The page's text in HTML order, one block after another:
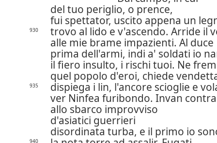
del tuo periglio, o prence,
fui spettator, uscito appena un
930
trovo al lido e v'ascendo. Arride il
alle mie brame impazienti. Al duce
prima dell'armi, indi a' soldati io
il fiero insulto, i rischi tuoi. Ne
quel popolo d'eroi, chiede
935
dispiega i lin, l'ancore scioglie e
ver Ninfea furibondo. Invan
allo sbarco improvviso
d'asiatici guerrieri
disordinata turba, e il primo io
940